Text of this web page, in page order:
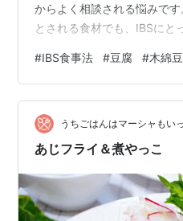
からよく相談される悩みです
とされる食材でも、IBSにと
判定食材は「豆腐」です。
ていいのか、避けるべきな
す。 1. 結論：IBSにとって
絹は「×」 同じ豆腐でも別物
で！ 2. なぜ？お腹への影響
#IBS食事法 #豆腐 #木綿
うちごはんはマーシャもい
あじフライ＆煮やっこ